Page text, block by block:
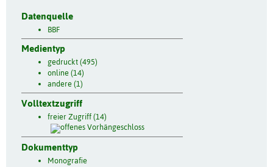
Datenquelle
BBF
Medientyp
gedruckt (495)
online (14)
andere (1)
Volltextzugriff
freier Zugriff (14)
Dokumenttyp
Monografie